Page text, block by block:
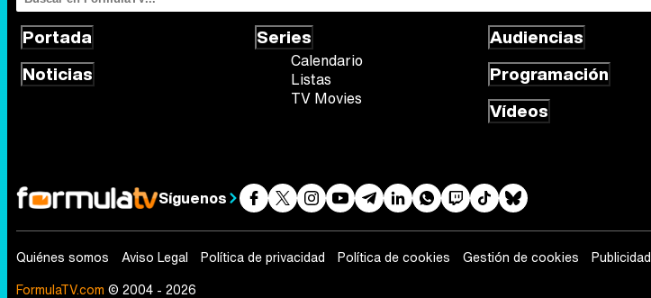
Portada
Noticias
Series
Calendario
Listas
TV Movies
Audiencias
Programación
Vídeos
Síguenos
Quiénes somos Aviso Legal Política de privacidad Política de cookies Gestión de cookies Publicidad
FormulaTV.com © 2004 - 2026